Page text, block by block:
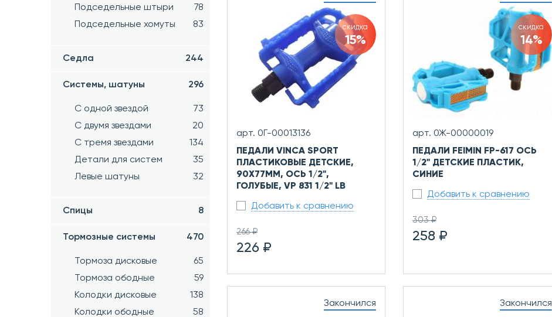
Подседельные штыри
78
Подседельные хомуты
83
Седла 244
Системы, шатуны 296
С одной звездой
73
С двумя звездами
20
С тремя звездами
134
Детали для систем
35
Левые шатуны
32
Спицы 8
Тормозные системы 470
Тормоза дисковые
65
Тормоза ободные
59
Колодки дисковые
138
Колодки ободные
58
скидка
15%
арт. 0Г-00013136
ПЕДАЛИ VINCA SPORT
ПЛАСТИКОВЫЕ ДЕТСКИЕ,
90X77ММ, ОСЬ 1/2",
ГОЛУБЫЕ, VP 831 1/2" LB
Добавить к сравнению
266 ₽
226 ₽
скидка
14%
арт. 0Ж-00000019
ПЕДАЛИ FEIMIN FP-617 ОСЬ
1/2" ДЕТСКИЕ ПЛАСТИК,
СИНИЕ
Добавить к сравнению
303 ₽
258 ₽
Закончился Закончился